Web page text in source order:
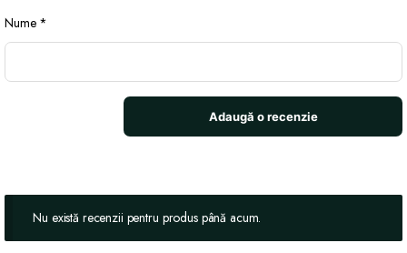
Nume *
Nu există recenzii pentru produs până acum.